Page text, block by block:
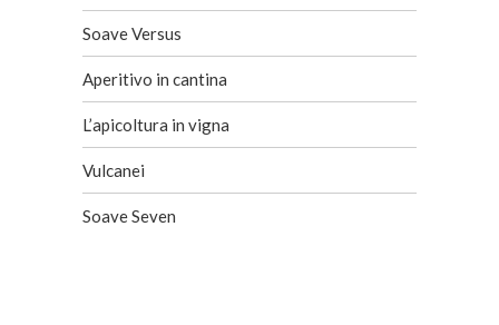
Soave Versus
Aperitivo in cantina
L’apicoltura in vigna
Vulcanei
Soave Seven